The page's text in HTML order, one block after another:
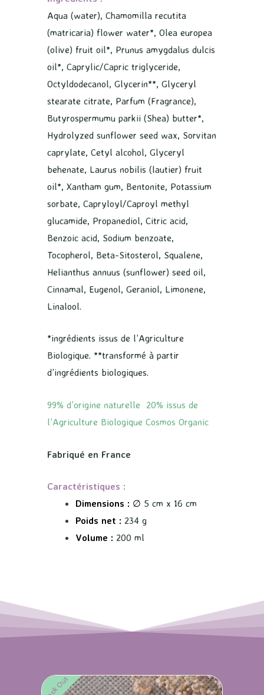
Aqua (water), Chamomilla recutita
(matricaria) flower water*, Olea europea
(olive) fruit oil*, Prunus amygdalus dulcis
oil*, Caprylic/Capric triglyceride,
Octyldodecanol, Glycerin**, Glyceryl
stearate citrate, Parfum (Fragrance),
Butyrospermumu parkii (Shea) butter*,
Hydrolyzed sunflower seed wax, Sorvitan
caprylate, Cetyl alcohol, Glyceryl
behenate, Laurus nobilis (lautier) fruit
oil*, Xantham gum, Bentonite, Potassium
sorbate, Capryloyl/Caproyl methyl
glucamide, Propanediol, Citric acid,
Benzoic acid, Sodium benzoate,
Tocopherol, Beta-Sitosterol, Squalene,
Helianthus annuus (sunflower) seed oil,
Cinnamal, Eugenol, Geraniol, Limonene,
Linalool.
*ingrédients issus de l’Agriculture
Biologique. **transformé à partir
d’ingrédients biologiques.
99% d’origine naturelle 20% issus de
l’Agriculture Biologique Cosmos Organic
Fabriqué en France
Caractéristiques :
Dimensions : ∅ 5 cm x 16 cm
Poids net : 234 g
Volume : 200 ml